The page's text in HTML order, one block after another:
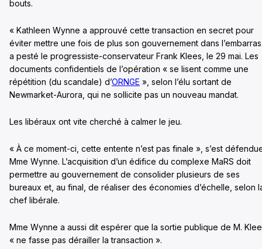
bouts.
« Kathleen Wynne a approuvé cette transaction en secret pour
éviter mettre une fois de plus son gouvernement dans
a pesté le progressiste-conservateur Frank Klees, le 29 mai. Les
documents confidentiels de l’opération « se lisent comme une
répétition (du scandale) d’ORNGE », selon l’élu sortant de
Newmarket-Aurora, qui ne sollicite pas un nouveau mandat.
Les libéraux ont vite cherché à calmer le jeu.
« À ce moment-ci, cette entente n’est pas finale », s’est
Mme Wynne. L’acquisition d’un édifice du complexe MaRS doit
permettre au gouvernement de consolider plusieurs de ses
bureaux et, au final, de réaliser des économies d’échelle, selon
chef libérale.
Mme Wynne a aussi dit espérer que la sortie publique de M.
« ne fasse pas dérailler la transaction ».